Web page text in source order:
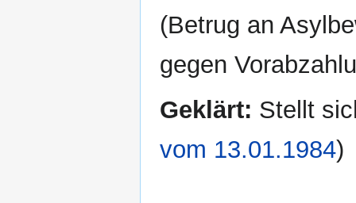
(Betrug an
gegen
Geklärt: Stellt
vom 13.01.1984)